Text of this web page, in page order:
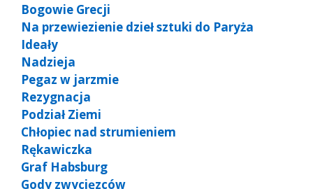
Bogowie Grecji
Na przewiezienie dzieł sztuki do Paryża
Ideały
Nadzieja
Pegaz w jarzmie
Rezygnacja
Podział Ziemi
Chłopiec nad strumieniem
Rękawiczka
Graf Habsburg
Gody zwycięzców